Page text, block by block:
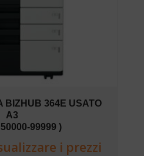
BIZHUB 364E USATO
A3
99999 )
i prezzi